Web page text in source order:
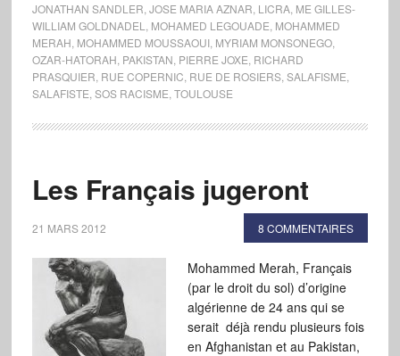
JONATHAN SANDLER JOSE MARIA AZNAR LICRA, ME GILLES-
WILLIAM GOLDNADEL
MOHAMED LEGOUADE MOHAMMED
MERAH MOHAMMED MOUSSAOUI, MYRIAM MONSONEGO,
OZAR-HATORAH PAKISTAN PIERRE JOXE RICHARD
PRASQUIER RUE COPERNIC RUE DE ROSIERS, SALAFISME
SALAFISTE SOS RACISME TOULOUSE
Les Français jugeront
21 MARS 2012 8 COMMENTAIRES
Mohammed Merah, Français
(par le droit du sol) d’origine
algérienne de 24 ans qui se
serait déjà rendu plusieurs fois
en Afghanistan et au Pakistan,